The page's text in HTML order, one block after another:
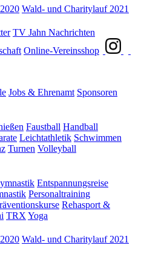
Wald- und Charitylauf 2021
TV Jahn Nachrichten
Online-Vereinsshop
Jobs & Ehrenamt Sponsoren
Faustball Handball
Leichtathletik Schwimmen
Turnen Volleyball
Entspannungsreise
Personaltraining
Rehasport &
TRX Yoga
Wald- und Charitylauf 2021